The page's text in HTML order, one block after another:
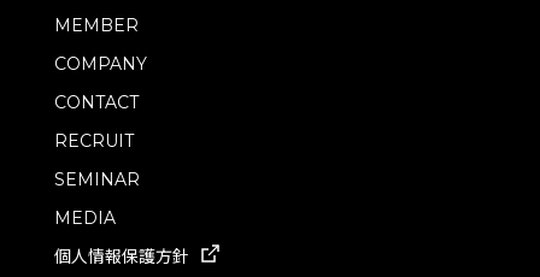
MEMBER
COMPANY
CONTACT
RECRUIT
SEMINAR
MEDIA
個人情報保護方針